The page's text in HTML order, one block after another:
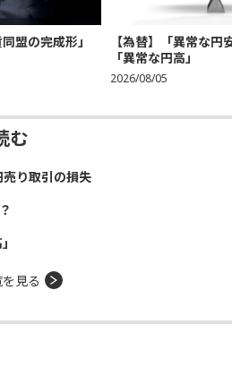
盟の完成形」
【為替】「異常な円
「異常な円高」
2026/08/05
む
り取引の損失
見る